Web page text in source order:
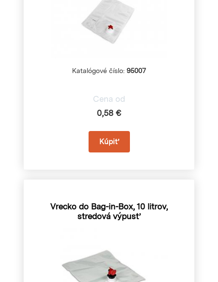
Katalógové číslo: 95007
Cena od
0,58 €
Vrecko do Bag-in-Box, 10 litrov,
stredová výpusť